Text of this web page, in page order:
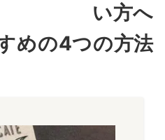
のhideさんが着用されてい
い方へ
めの4つの方法